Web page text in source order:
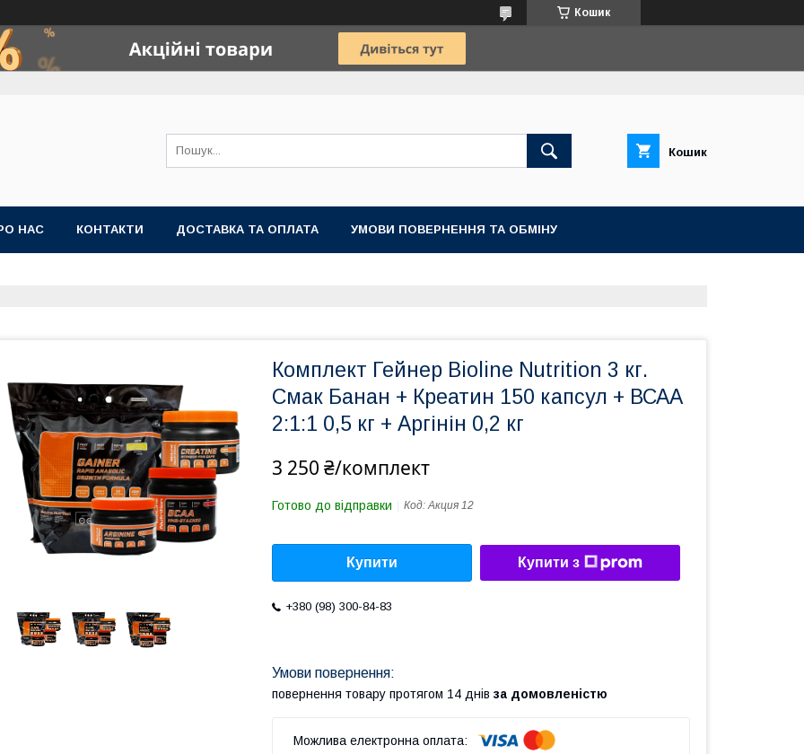
Кошик
Кошик
НАС КОНТАКТИ ДОСТАВКА ТА ОПЛАТА УМОВИ ПОВЕРНЕННЯ ТА ОБМІНУ
Комплект Гейнер Bioline Nutrition 3 кг.
Смак Банан + Креатин 150 капсул + ВСАА
2:1:1 0,5 кг + Аргінін 0,2 кг
3 250 ₴/комплект
Готово до відправки Код:Акция 12
Купити Купити з
+380 (98) 300-84-83
повернення товару протягом 14 днів за домовленістю